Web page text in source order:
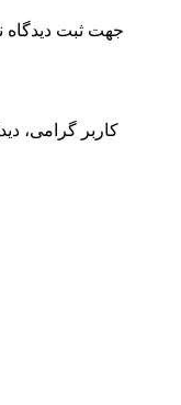
جهت ثبت دیدگاه
کاربر گرامی،